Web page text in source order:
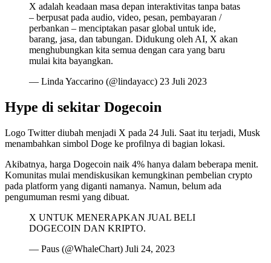
X adalah keadaan masa depan interaktivitas tanpa batas
– berpusat pada audio, video, pesan, pembayaran /
perbankan – menciptakan pasar global untuk ide,
barang, jasa, dan tabungan. Didukung oleh AI, X akan
menghubungkan kita semua dengan cara yang baru
mulai kita bayangkan.
— Linda Yaccarino (@lindayacc) 23 Juli 2023
Hype di sekitar Dogecoin
Logo Twitter diubah menjadi X pada 24 Juli. Saat itu terjadi, Musk
menambahkan simbol Doge ke profilnya di bagian lokasi.
Akibatnya, harga Dogecoin naik 4% hanya dalam beberapa menit.
Komunitas mulai mendiskusikan kemungkinan pembelian crypto
pada platform yang diganti namanya. Namun, belum ada
pengumuman resmi yang dibuat.
X UNTUK MENERAPKAN JUAL BELI
DOGECOIN DAN KRIPTO.
— Paus (@WhaleChart) Juli 24, 2023